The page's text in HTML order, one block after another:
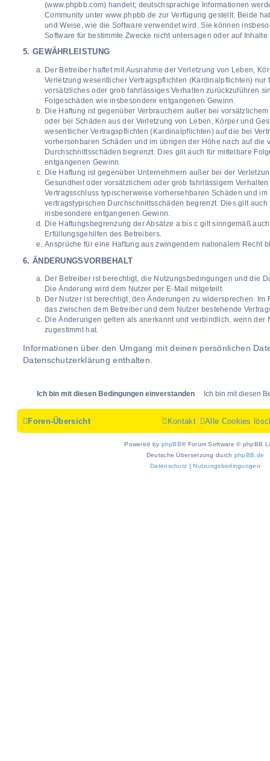
(www.phpbb.com) handelt; deutschsprachige Informationen
Community unter www.phpbb.de zur Verfügung gestellt. Beide
und Weise, wie die Software verwendet wird. Sie können
Software für bestimmte Zwecke nicht untersagen oder auf
5. GEWÄHRLEISTUNG
Der Betreiber haftet mit Ausnahme der Verletzung von Leben,
Verletzung wesentlicher Vertragspflichten (Kardinalpflichten) nur
vorsätzliches oder grob fahrlässiges Verhalten zurückzuführen
Folgeschäden wie insbesondere entgangenen Gewinn.
Die Haftung ist gegenüber Verbrauchern außer bei
oder bei Schäden aus der Verletzung von Leben, Körper und
wesentlicher Vertragspflichten (Kardinalpflichten) auf die bei
vorhersehbaren Schäden und im übrigen der Höhe nach auf die
Durchschnittsschäden begrenzt. Dies gilt auch für mittelbare
entgangenen Gewinn.
Die Haftung ist gegenüber Unternehmern außer bei der
Gesundheit oder vorsätzlichem oder grob fahrlässigem
Vertragsschluss typischerweise vorhersehbaren Schäden und
vertragstypischen Durchschnittsschäden begrenzt. Dies gilt
insbesondere entgangenen Gewinn.
Die Haftungsbegrenzung der Absätze a bis c gilt sinngemäß
Erfüllungsgehilfen des Betreibers.
Ansprüche für eine Haftung aus zwingendem nationalem Recht
6. ÄNDERUNGSVORBEHALT
Der Betreiber ist berechtigt, die Nutzungsbedingungen und die
Die Änderung wird dem Nutzer per E-Mail mitgeteilt.
Der Nutzer ist berechtigt, den Änderungen zu widersprechen. Im
das zwischen dem Betreiber und dem Nutzer bestehende
Die Änderungen gelten als anerkannt und verbindlich, wenn der
zugestimmt hat.
Informationen über den Umgang mit deinen persönlichen
Datenschutzerklärung enthalten.
Foren-Übersicht Alle Cookies
Kontakt
Powered by phpBB® Forum Software © phpBB
Deutsche Übersetzung durch phpBB.de
Datenschutz |Nutzungsbedingungen